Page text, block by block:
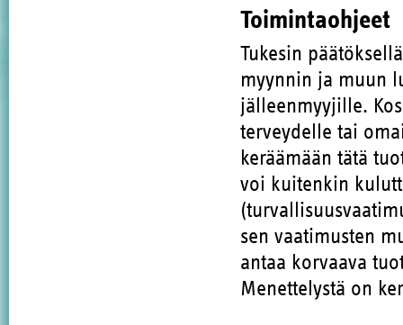
Toimintaohjeet
Tukesin
myynnin ja muun
jälleenmyyjille.
terveydelle tai
keräämään tätä
voi kuitenkin
sen vaatimusten
antaa korvaava
Menettelystä on